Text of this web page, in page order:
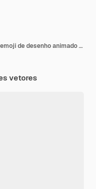
Modelo de convite de aniversário emoji de desenho animado com foto
vetores